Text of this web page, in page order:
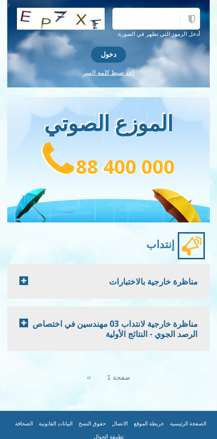
أدخل الرموز التي تظهر في الصورة.
احصل على كلمة التحقق جديدة!
اعد ضبط كلمه السر
الموزع الصوتي
88 400 000
إنتداب
مناظرة خارجية بالاختبارات
مناظرة خارجية لانتداب 03 مهندسين في اختصاص
الرصد الجوي - النتائج الأولية
صفحة 1 Next
››
FOOTER
الصفحة الرئيسية خريطة الموقع الاتصال حقوق النسخ البيانات القانونية الصحافة
تطبيقة الجوال